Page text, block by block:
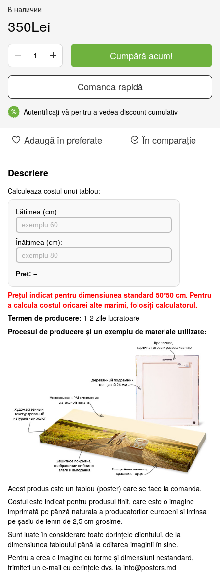
В наличии
350Lei
Cumpără acum!
Comanda rapidă
% Autentificați-vă pentru a vedea discount cumulativ
Adaugă în preferate În comparație
Descriere
Сalculeaza costul unui tablou:
Lățimea (сm):
Înălțimea (cm):
Preț: –
Preţul indicat pentru dimensiunea standard 50*50 cm. Pentru
a calcula costul oricarei alte marimi, folosiți calculatorul.
Termen de producere: 1-2 zile lucratoare
Procesul de producere și un exemplu de materiale utilizate:
Acest produs este un tablou (poster) care se face la comanda.
Costul este indicat pentru produsul finit, care este o imagine
imprimată pe pânză naturala a producatorilor europeni si intinsa
pe șasiu de lemn de 2,5 cm grosime.
Sunt luate în considerare toate dorințele clientului, de la
dimensiunea tabloului până la editarea imaginii în sine.
Pentru a crea o imagine cu forme și dimensiuni nestandard,
trimiteți un e-mail cu cerințele dvs. la info@posters.md